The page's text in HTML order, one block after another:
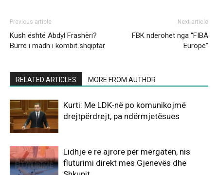
Previous article
Kush është Abdyl Frashëri?
Burrë i madh i kombit shqiptar
Next article
FBK nderohet nga “FIBA
Europe”
RELATED ARTICLES MORE FROM AUTHOR
Kurti: Me LDK-në po komunikojmë
drejtpërdrejt, pa ndërmjetësues
Lidhje e re ajrore për mërgatën, nis
fluturimi direkt mes Gjenevës dhe